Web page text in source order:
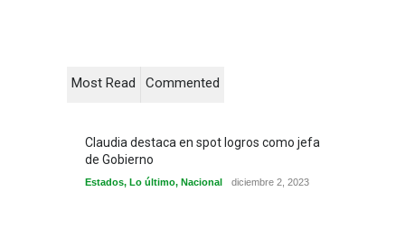
Most Read Commented
Claudia destaca en spot logros como jefa
de Gobierno
Estados, Lo último, Nacional diciembre 2, 2023